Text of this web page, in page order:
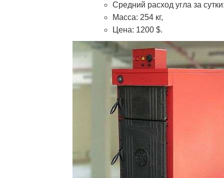
Средний расход угла за
Масса: 254 кг,
Цена: 1200 $.